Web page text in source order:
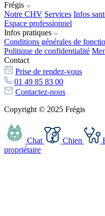
Frégis
Notre CHV Services Infos
Espace professionnel
Infos pratiques
Conditions générales de
Politique de confidentialité
Contact
Prise de rendez-vous
01 49 85 83 00
Contactez-nous
Copyright © 2025 Frégis
Chat Chien
propriétaire